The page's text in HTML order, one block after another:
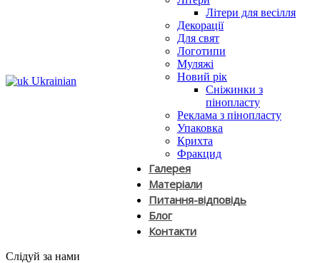
Ukrainian
Літери для весілля
Декорації
Для свят
Логотипи
Муляжі
Новий рік
Сніжинки з
пінопласту
Реклама з пінопласту
Упаковка
Крихта
Фракцид
Галерея
Матеріали
Питання-відповідь
Блог
Контакти
Слідуй за нами